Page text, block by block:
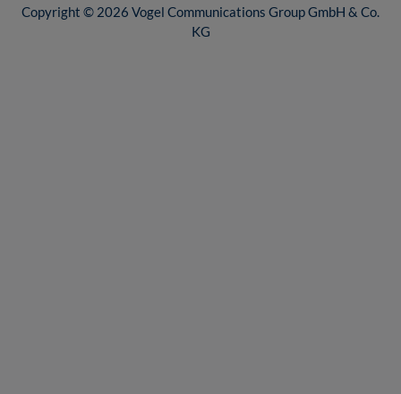
Copyright © 2026 Vogel Communications Group GmbH & Co.
KG